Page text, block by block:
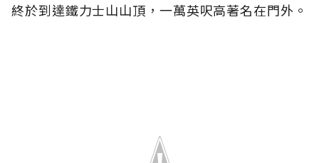
終於到達鐵力士山山頂，一萬英呎高著名在門外。